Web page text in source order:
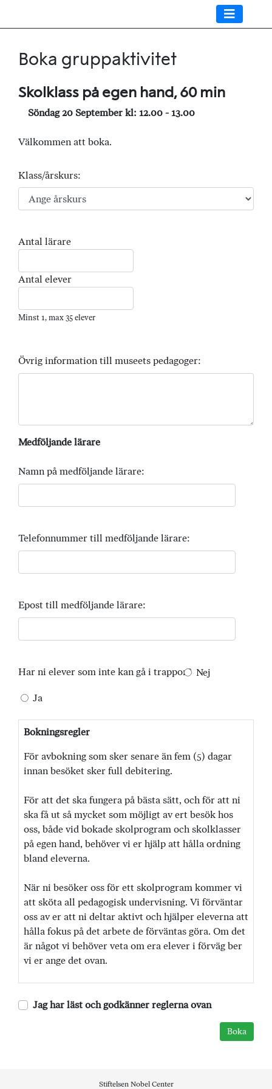
Boka gruppaktivitet
Skolklass på egen hand, 60 min
Söndag 20 September kl: 12.00 - 13.00
Välkommen att boka.
Klass/årskurs:
Antal lärare
Antal elever
Minst 1, max 35 elever
Övrig information till museets pedagoger:
Medföljande lärare
Namn på medföljande lärare:
Telefonnummer till medföljande lärare:
Epost till medföljande lärare:
Har ni elever som inte kan gå i trappor? Nej
Ja
Bokningsregler
För avbokning som sker senare än fem (5) dagar
innan besöket sker full debitering.
För att det ska fungera på bästa sätt, och för att ni
ska få ut så mycket som möjligt av ert besök hos
oss, både vid bokade skolprogram och skolklasser
på egen hand, behöver vi er hjälp att hålla ordning
bland eleverna.
När ni besöker oss för ett skolprogram kommer vi
att sköta all pedagogisk undervisning. Vi förväntar
oss av er att ni deltar aktivt och hjälper eleverna att
hålla fokus på det arbete de förväntas göra. Om det
är något vi behöver veta om era elever i förväg ber
vi er ange det ovan.
Jag har läst och godkänner reglerna ovan
Stiftelsen Nobel Center